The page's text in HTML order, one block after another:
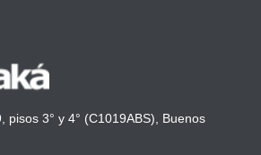
pisos 3° y 4° (C1019ABS), Buenos